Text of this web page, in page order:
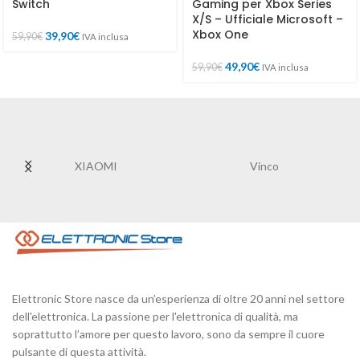
Switch
59,90€ 39,90€ IVA inclusa
Gaming per Xbox Series
X/S – Ufficiale Microsoft –
Xbox One
59,90€ 49,90€ IVA inclusa
XIAOMI Vinco
Elettronic Store nasce da un’esperienza di oltre 20 anni nel settore
dell'elettronica. La passione per l'elettronica di qualità, ma
soprattutto l’amore per questo lavoro, sono da sempre il cuore
pulsante di questa attività.